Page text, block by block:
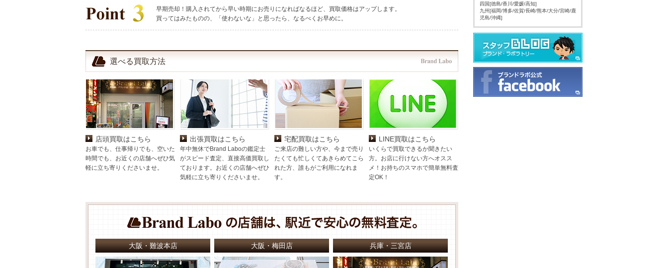
早期売却！購入されてから早い時期にお売りになればなるほど、買取価格はアップします。
買ってはみたものの、「使わないな」と思ったら、なるべくお早めに。
選べる買取方法
店頭買取はこちら
お車でも、仕事帰りでも、空いた
時間でも、お近くの店舗へぜひ気
軽に立ち寄りくださいませ。
出張買取はこちら
年中無休でBrand Laboの鑑定士
がスピード査定、直接高価買取し
ております。お近くの店舗へぜひ
気軽に立ち寄りくださいませ。
宅配買取はこちら
ご来店の難しい方や、今まで売り
たくても忙しくてあきらめてこら
れた方、誰もがご利用になれま
す。
LINE買取はこちら
いくらで買取できるか聞きたい
方。お店に行けない方へオスス
メ！お持ちのスマホで簡単無料査
定OK！
大阪・難波本店 大阪・梅田店 兵庫・三宮店
四国[徳島/香川/愛媛/高知]
九州[福岡/博多/佐賀/長崎/熊本/大分/宮崎/鹿
児島/沖縄]